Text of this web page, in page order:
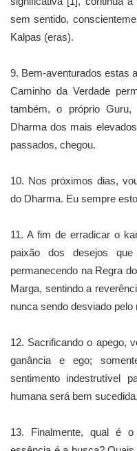
sem sentido,
Kalpas (eras).
9. Bem-aventurados estas
Caminho da Verdade
também, o próprio
Dharma dos mais
passados, chegou.
10. Nos próximos dias,
do Dharma. Eu sempre
11. A fim de erradicar o
paixão dos desejos
permanecendo na Regra
Marga, sentindo a
nunca sendo desviado pelo
12. Sacrificando o apego,
ganância e ego;
sentimento indestrutível
humana será bem sucedida.
13. Finalmente, qual é